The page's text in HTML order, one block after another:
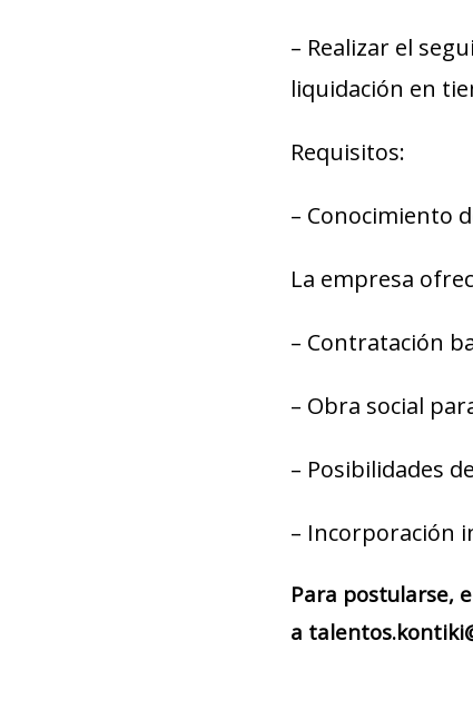
– Realizar el
liquidación en
Requisitos:
– Conocimiento
La empresa
– Contratación
– Obra social
– Posibilidades
– Incorporación
Para postularse,
a